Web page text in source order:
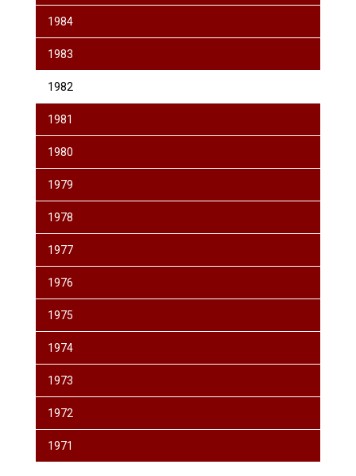
1984
1983
1982
1981
1980
1979
1978
1977
1976
1975
1974
1973
1972
1971